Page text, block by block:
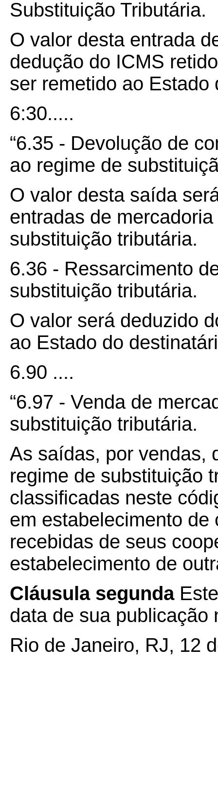
Substituição Tributária.
O valor desta entrada
dedução do ICMS
ser remetido ao Estado
6:30.....
“6.35 - Devolução de
ao regime de
O valor desta saída
entradas de
substituição tributária.
6.36 - Ressarcimento
substituição tributária.
O valor será deduzido
ao Estado do
6.90 ....
“6.97 - Venda de
substituição tributária.
As saídas, por vendas,
regime de substituição
classificadas neste
em estabelecimento de
recebidas de seus
estabelecimento de
Cláusula segunda
data de sua publicação
Rio de Janeiro, RJ, 12